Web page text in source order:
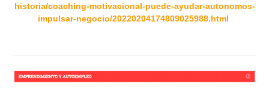
historia/coaching-motivacional-puede-ayudar-autonomos-
impulsar-negocio/20220204174809025988.html